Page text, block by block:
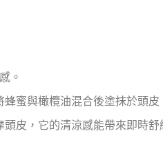
。
蜜與橄欖油混合後塗抹於頭
皮，它的清涼感能帶來即時